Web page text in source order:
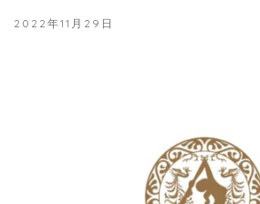
2022年11月29日